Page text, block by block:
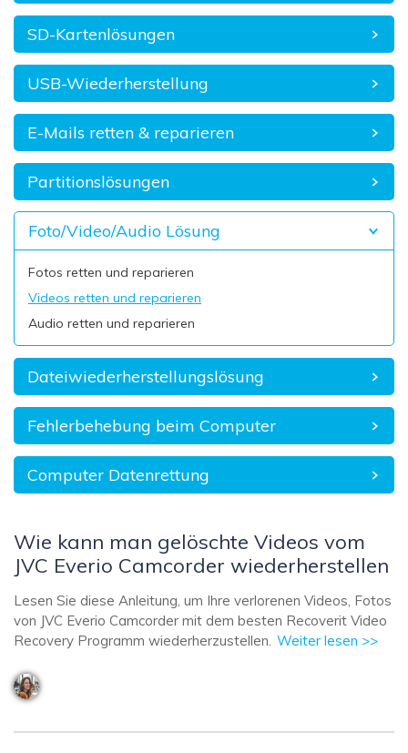
SD-Kartenlösungen
USB-Wiederherstellung
E-Mails retten & reparieren
Partitionslösungen
Foto/Video/Audio Lösung
Fotos retten und reparieren
Videos retten und reparieren
Audio retten und reparieren
Dateiwiederherstellungslösung
Fehlerbehebung beim Computer
Computer Datenrettung
Wie kann man gelöschte Videos vom
JVC Everio Camcorder wiederherstellen
Lesen Sie diese Anleitung, um Ihre verlorenen Videos, Fotos
von JVC Everio Camcorder mit dem besten Recoverit Video
Recovery Programm wiederherzustellen. Weiter lesen >>